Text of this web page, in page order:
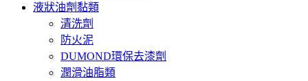
液狀油劑黏類
清洗劑
防火泥
DUMOND環保去漆劑
潤滑油脂類